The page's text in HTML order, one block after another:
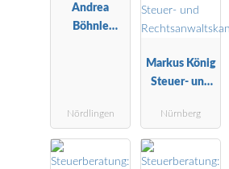
Andrea
Böhnle
Nördlingen
Markus König
Steuer- und
skanzlei
Nürnberg